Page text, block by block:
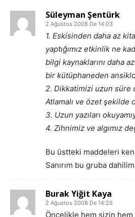
Süleyman Şentürk
2 Ağustos 2008 De 14:03
1. Eskisinden daha az
yaptığımız etkinlik ne
bilgi kaynaklarını daha
bir kütüphaneden
2. Dikkatimizi uzun süre
Atlamalı ve özet şekilde
3. Uzun yazıları
4. Zihnimiz ve algımız
Bu üstteki maddeleri
Sanırım bu gruba
Burak Yiğit Kaya
2 Ağustos 2008 De 14:25
Öncelikle hem sizin hem